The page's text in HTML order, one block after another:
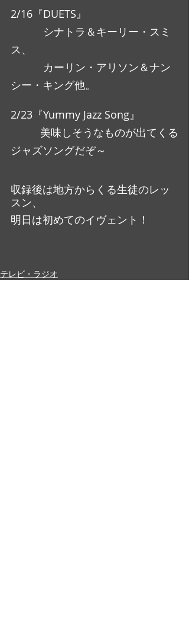
2/16『DUETS』
ス、
シー・キング他。
2/23『Yummy Jazz Song』
ジャズソングだぞ～
収録後は地方からくる生徒のレッ
スン、
明日は初めてのイヴェント！
テレビ・ラジオ